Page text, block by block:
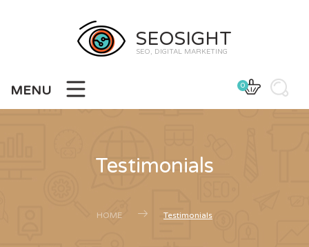
SEOSIGHT
SEO, DIGITAL MARKETING
MENU 0
Testimonials
HOME Testimonials